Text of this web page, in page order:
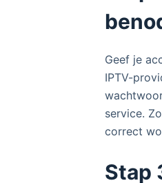
Geef je
IPTV-
service.
correct
Stap